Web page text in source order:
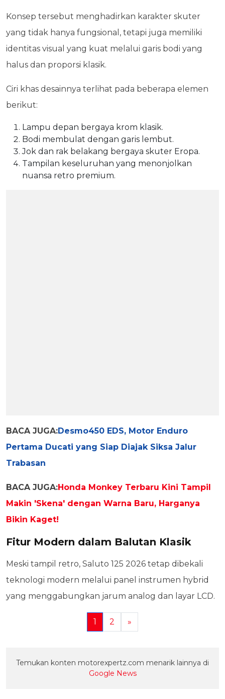
Konsep tersebut menghadirkan karakter skuter
yang tidak hanya fungsional, tetapi juga memiliki
identitas visual yang kuat melalui garis bodi yang
halus dan proporsi klasik.
Ciri khas desainnya terlihat pada beberapa elemen
berikut:
Lampu depan bergaya krom klasik.
Bodi membulat dengan garis lembut.
Jok dan rak belakang bergaya skuter Eropa.
Tampilan keseluruhan yang menonjolkan
nuansa retro premium.
BACA JUGA:Desmo450 EDS, Motor Enduro
Pertama Ducati yang Siap Diajak Siksa Jalur
Trabasan
BACA JUGA:Honda Monkey Terbaru Kini Tampil
Makin 'Skena' dengan Warna Baru, Harganya
Bikin Kaget!
Fitur Modern dalam Balutan Klasik
Meski tampil retro, Saluto 125 2026 tetap dibekali
teknologi modern melalui panel instrumen hybrid
yang menggabungkan jarum analog dan layar LCD.
1 2 »
Temukan konten motorexpertz.com menarik lainnya di
Google News